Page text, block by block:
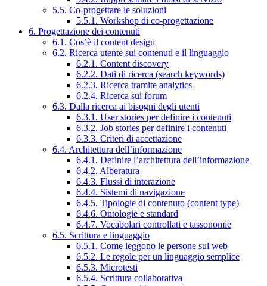
5.5. Co-progettare le soluzioni
5.5.1. Workshop di co-progettazione
6. Progettazione dei contenuti
6.1. Cos’è il content design
6.2. Ricerca utente sui contenuti e il linguaggio
6.2.1. Content discovery
6.2.2. Dati di ricerca (search keywords)
6.2.3. Ricerca tramite analytics
6.2.4. Ricerca sui forum
6.3. Dalla ricerca ai bisogni degli utenti
6.3.1. User stories per definire i contenuti
6.3.2. Job stories per definire i contenuti
6.3.3. Criteri di accettazione
6.4. Architettura dell’informazione
6.4.1. Definire l’architettura dell’informazione
6.4.2. Alberatura
6.4.3. Flussi di interazione
6.4.4. Sistemi di navigazione
6.4.5. Tipologie di contenuto (content type)
6.4.6. Ontologie e standard
6.4.7. Vocabolari controllati e tassonomie
6.5. Scrittura e linguaggio
6.5.1. Come leggono le persone sul web
6.5.2. Le regole per un linguaggio semplice
6.5.3. Microtesti
6.5.4. Scrittura collaborativa